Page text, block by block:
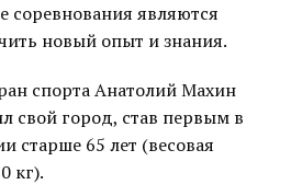
соревнования являются
новый опыт и знания.
спорта Анатолий Махин
свой город, став первым в
старше 65 лет (весовая
кг).